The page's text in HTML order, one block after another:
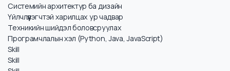
Цалинд нөлөөлөх ур чадварууд
Системийн архитектур ба дизайн
Үйлчлүүлэгчтэй харилцах ур чадвар
Техникийн шийдэл боловсруулах